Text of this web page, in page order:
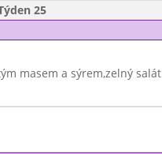
25
masem a sýrem,zelný salát